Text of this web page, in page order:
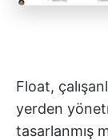
Float,
yerden
tasarlanmış